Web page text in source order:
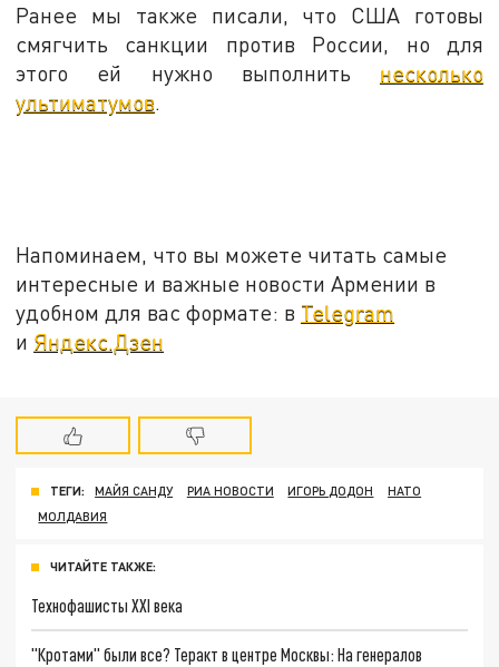
Ранее мы также писали, что США готовы
смягчить санкции против России, но для
этого ей нужно выполнить несколько
ультиматумов.
Напоминаем, что вы можете читать самые
интересные и важные новости Армении в
удобном для вас формате: в Telegram
и Яндекс.Дзен
ТЕГИ: МАЙЯ САНДУ РИА НОВОСТИ ИГОРЬ ДОДОН
НАТО
МОЛДАВИЯ
ЧИТАЙТЕ ТАКЖЕ:
Технофашисты XXI века
"Кротами" были все? Теракт в центре Москвы: На генералов